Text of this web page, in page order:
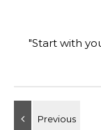
"Start with